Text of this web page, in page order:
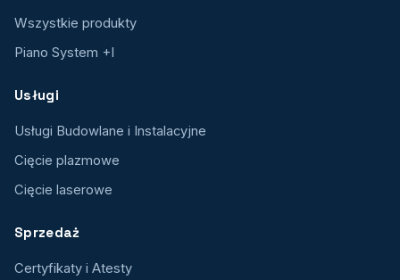
Wszystkie produkty
Piano System +I
Usługi
Usługi Budowlane i Instalacyjne
Cięcie plazmowe
Cięcie laserowe
Sprzedaż
Certyfikaty i Atesty